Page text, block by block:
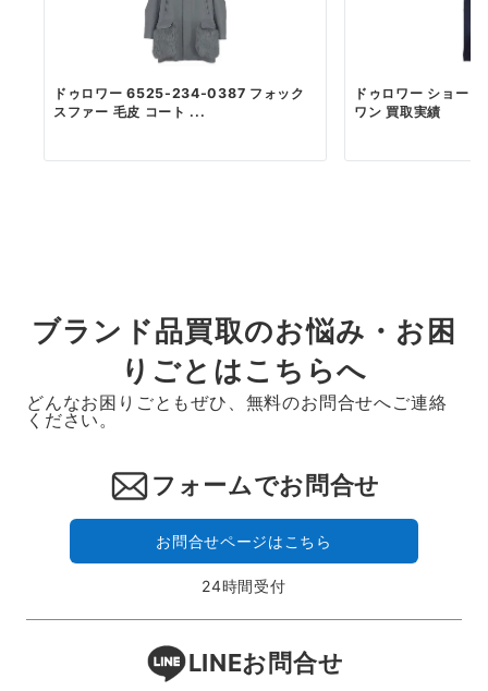
ドゥロワー 6525-234-0387 フォック
スファー 毛皮 コート ...
ドゥロワー ショー
ワン 買取実績
ブランド品買取のお悩み・お困
りごとはこちらへ
どんなお困りごともぜひ、無料のお問合せへご連絡
ください。
フォームでお問合せ
お問合せページはこちら
24時間受付
LINEお問合せ